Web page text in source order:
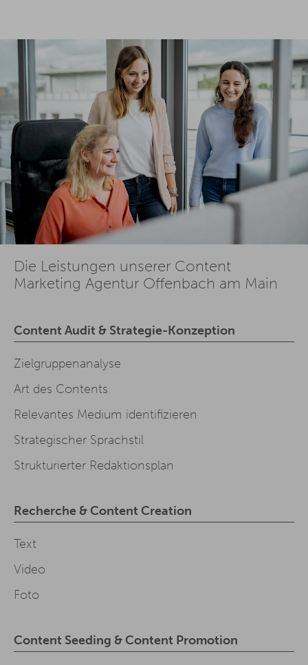
Die Leistungen unserer Content
Marketing Agentur Offenbach am Main
Content Audit & Strategie-Konzeption
Zielgruppenanalyse
Art des Contents
Relevantes Medium identifizieren
Strategischer Sprachstil
Strukturierter Redaktionsplan
Recherche & Content Creation
Text
Video
Foto
Content Seeding & Content Promotion